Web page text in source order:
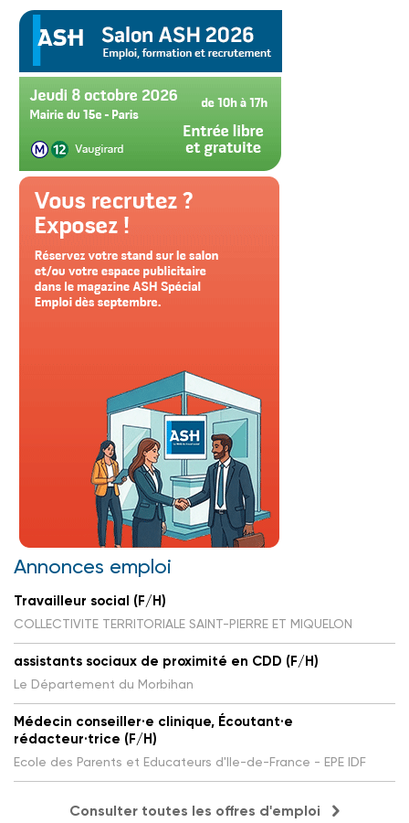
Annonces emploi
Travailleur social (F/H)
COLLECTIVITE TERRITORIALE SAINT-PIERRE ET MIQUELON
assistants sociaux de proximité en CDD (F/H)
Le Département du Morbihan
Médecin conseiller·e clinique, Écoutant·e
rédacteur·trice (F/H)
Ecole des Parents et Educateurs d'Ile-de-France - EPE IDF
Consulter toutes les offres d'emploi